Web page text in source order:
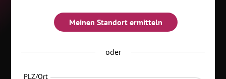
Kategorien
Meinen Standort ermitteln
oder
PLZ/Ort